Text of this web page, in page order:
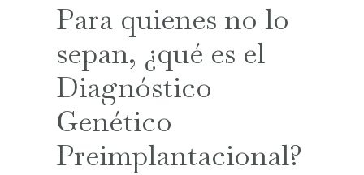
Para quienes no lo
sepan, ¿qué es el
Diagnóstico
Genético
Preimplantacional?